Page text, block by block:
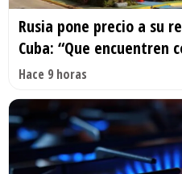
Rusia pone precio a su
Cuba: “Que encuentren
Hace 9 horas